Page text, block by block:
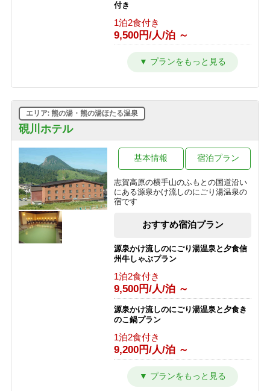
券無料♪
素泊まり
7,145円/人/泊 ～
【西館】【朝食付】連泊プラン / 焼額
山スキー場が目の前！小学生までリフ
10,445円/人/泊 ～
フト券無料♪
1泊2食付き
16,845円/人/泊 ～
【2食付・連泊プラン】5泊以上のご宿
む露天風呂付温泉宿
1泊2食付き
10,000円/人/泊 ～
付き
1泊2食付き
9,500円/人/泊 ～
カラオケ＆BARオープン記念！ Bar
での１ドリンク付き１泊２食プラン
家族でわいわい和洋室確約！1泊２
1泊2食付き
16,400円/人/泊 ～
予約即お支払い！キャンセル不可だか
ら超お得！1泊2食付き フリープラン
9,500円/人/泊 ～
硯川ホテル
エリア: 熊の湯・熊の湯ほたる温泉
志賀高原の横手山のふもとの国道沿い
にある源泉かけ流しのにごり湯温泉の
宿です
基本情報 宿泊プラン
おすすめ宿泊プラン
源泉かけ流しのにごり湯温泉と夕食信
州牛しゃぶプラン
1泊2食付き
9,500円/人/泊 ～
源泉かけ流しのにごり湯温泉と夕食き
のこ鍋プラン
1泊2食付き
9,200円/人/泊 ～
源泉かけ流しのにごり湯温泉とカニ鍋